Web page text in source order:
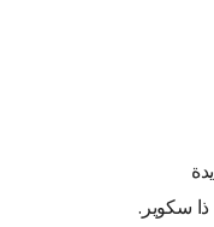
سكوير.